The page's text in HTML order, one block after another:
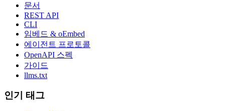
문서
REST API
CLI
임베드 & oEmbed
에이전트 프로토콜
OpenAPI 스펙
가이드
llms.txt
인기 태그